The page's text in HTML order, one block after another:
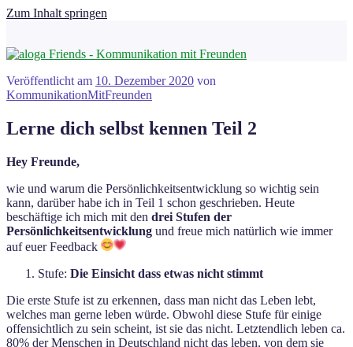
Zum Inhalt springen
Veröffentlicht am 10. Dezember 2020 von
KommunikationMitFreunden
Lerne dich selbst kennen Teil 2
Hey Freunde,
wie und warum die Persönlichkeitsentwicklung so wichtig sein
kann, darüber habe ich in Teil 1 schon geschrieben. Heute
beschäftige ich mich mit den drei Stufen der
Persönlichkeitsentwicklung und freue mich natürlich wie immer
auf euer Feedback
Stufe: Die Einsicht dass etwas nicht stimmt
Die erste Stufe ist zu erkennen, dass man nicht das Leben lebt,
welches man gerne leben würde. Obwohl diese Stufe für einige
offensichtlich zu sein scheint, ist sie das nicht. Letztendlich leben ca.
80% der Menschen in Deutschland nicht das leben, von dem sie